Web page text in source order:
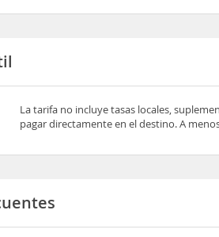
La tarifa no incluye tasas locales,
pagar directamente en el destino. A